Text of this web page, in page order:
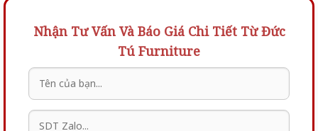
Nhận Tư Vấn Và Báo Giá Chi Tiết Từ Đức
Tú Furniture